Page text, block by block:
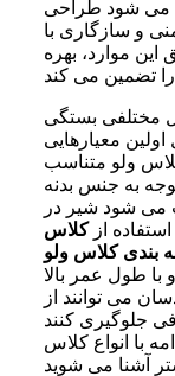
می شود طراحی
و سازگاری با
موارد، بهره
مختلفی بستگی
معیارهایی
ولو متناسب
به جنس بدنه
شود شیر در
ازکلاس
بندی کلاس ولو
طول عمر بالا
می توانند از
جلوگیری کنند
با انواع کلاس